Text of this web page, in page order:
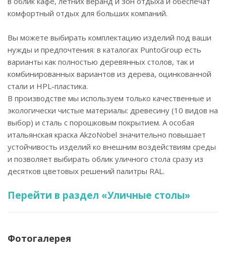
комфортный отдых для больших компаний.
Вы можете выбирать комплектацию изделий под ваши
нужды и предпочтения: в каталогах PuntoGroup есть
варианты как полностью деревянных столов, так и
комбинированных вариантов из дерева, оцинкованной
стали и HPL-пластика.
В производстве мы используем только качественные и
экологически чистые материалы: древесину (10 видов на
выбор) и сталь с порошковым покрытием. А особая
итальянская краска AkzoNobel значительно повышает
устойчивость изделий ко внешним воздействиям среды
и позволяет выбирать облик уличного стола сразу из
десятков цветовых решений палитры RAL.
Перейти в раздел «Уличные столы»
Фотогалерея